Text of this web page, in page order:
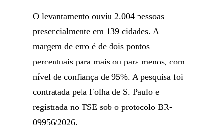
O levantamento ouviu 2.004 pessoas
presencialmente em 139 cidades. A
margem de erro é de dois pontos
percentuais para mais ou para menos, com
nível de confiança de 95%. A pesquisa foi
contratada pela Folha de S. Paulo e
registrada no TSE sob o protocolo BR-
09956/2026.